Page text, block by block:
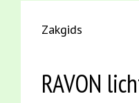
Zakgids
RAVON